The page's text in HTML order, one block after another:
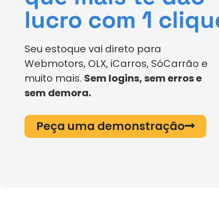
lucro com 1
Seu estoque vai direto para
Webmotors, OLX, iCarros, SóCarrão e
muito mais. Sem logins, sem erros e
sem demora.
Peça uma demonstração